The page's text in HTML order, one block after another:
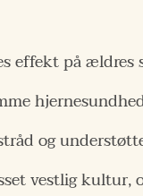
effekt på
og
vestlig